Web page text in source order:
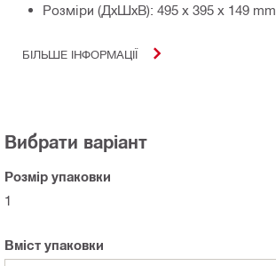
Розміри (ДхШхВ): 495 x 395 x 149 mm
БІЛЬШЕ ІНФОРМАЦІЇ
Вибрати варіант
Розмір упаковки
1
Вміст упаковки